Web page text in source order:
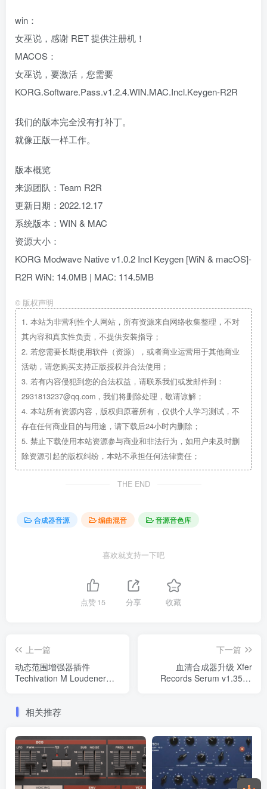
win：
女巫说，感谢 RET 提供注册机！
MACOS：
女巫说，要激活，您需要
KORG.Software.Pass.v1.2.4.WIN.MAC.Incl.Keygen-R2R
我们的版本完全没有打补丁。
就像正版一样工作。
版本概览
来源团队：Team R2R
更新日期：2022.12.17
系统版本：WIN & MAC
资源大小：
KORG Modwave Native v1.0.2 Incl Keygen [WiN & macOS]-
R2R WiN: 14.0MB | MAC: 114.5MB
© 版权声明
1. 本站为非营利性个人网站，所有资源来自网络收集整理，不对
其内容和真实性负责，不提供安装指导；
2. 若您需要长期使用软件（资源），或者商业运营用于其他商业
活动，请您购买支持正版授权并合法使用；
3. 若有内容侵犯到您的合法权益，请联系我们或发邮件到：
2931813237@qq.com，我们将删除处理，敬请谅解；
4. 本站所有资源内容，版权归原著所有，仅供个人学习测试，不
存在任何商业目的与用途，请下载后24小时内删除；
5. 禁止下载使用本站资源参与商业和非法行为，如用户未及时删
除资源引起的版权纠纷，本站不承担任何法律责任；
THE END
合成器音源 编曲混音 音源音色库
喜欢就支持一下吧
点赞15 分享 收藏
上一篇
动态范围增强器插件
Techivation M Loudener
下一篇
血清合成器升级 Xfer
Records Serum v1.35b7
相关推荐